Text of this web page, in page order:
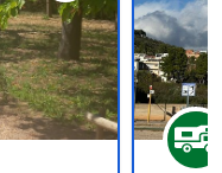
Aggiungi ai tuoi